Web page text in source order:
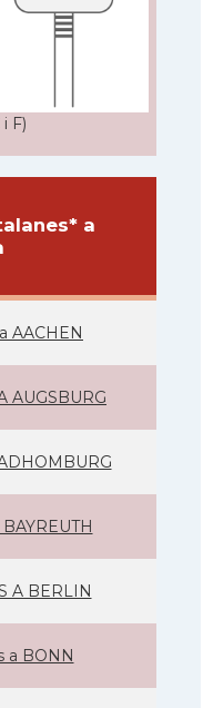
F)
a
AACHEN
AUGSBURG
A BERLIN
a BONN